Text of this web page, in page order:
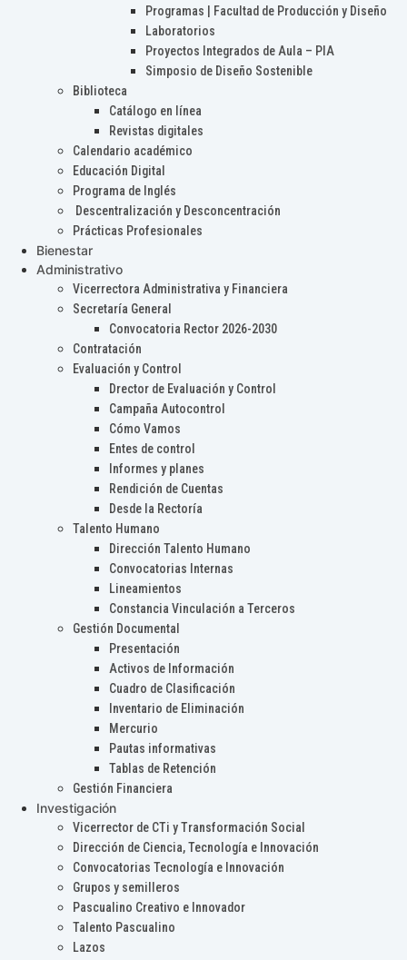
Programas | Facultad de Producción y Diseño
Laboratorios
Proyectos Integrados de Aula – PIA
Simposio de Diseño Sostenible
Biblioteca
Catálogo en línea
Revistas digitales
Calendario académico
Educación Digital
Programa de Inglés
Descentralización y Desconcentración
Prácticas Profesionales
Bienestar
Administrativo
Vicerrectora Administrativa y Financiera
Secretaría General
Convocatoria Rector 2026-2030
Contratación
Evaluación y Control
Drector de Evaluación y Control
Campaña Autocontrol
Cómo Vamos
Entes de control
Informes y planes
Rendición de Cuentas
Desde la Rectoría
Talento Humano
Dirección Talento Humano
Convocatorias Internas
Lineamientos
Constancia Vinculación a Terceros
Gestión Documental
Presentación
Activos de Información
Cuadro de Clasificación
Inventario de Eliminación
Mercurio
Pautas informativas
Tablas de Retención
Gestión Financiera
Investigación
Vicerrector de CTi y Transformación Social
Dirección de Ciencia, Tecnología e Innovación
Convocatorias Tecnología e Innovación
Grupos y semilleros
Pascualino Creativo e Innovador
Talento Pascualino
Lazos